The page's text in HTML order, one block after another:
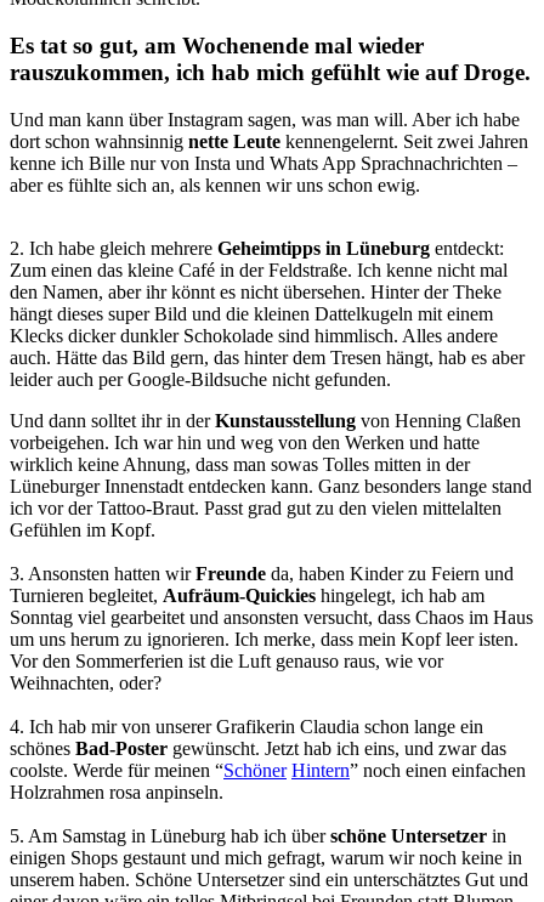
Es tat so gut, am Wochenende mal wieder
rauszukommen, ich hab mich gefühlt wie auf Droge.
Und man kann über Instagram sagen, was man will. Aber ich habe
dort schon wahnsinnig nette Leute kennengelernt. Seit zwei Jahren
kenne ich Bille nur von Insta und Whats App Sprachnachrichten –
aber es fühlte sich an, als kennen wir uns schon ewig.
2. Ich habe gleich mehrere Geheimtipps in Lüneburg entdeckt:
Zum einen das kleine Café in der Feldstraße. Ich kenne nicht mal
den Namen, aber ihr könnt es nicht übersehen. Hinter der Theke
hängt dieses super Bild und die kleinen Dattelkugeln mit einem
Klecks dicker dunkler Schokolade sind himmlisch. Alles andere
auch. Hätte das Bild gern, das hinter dem Tresen hängt, hab es aber
leider auch per Google-Bildsuche nicht gefunden.
Und dann solltet ihr in derKunstausstellung von Henning Claßen
vorbeigehen. Ich war hin und weg von den Werken und hatte
wirklich keine Ahnung, dass man sowas Tolles mitten in der
Lüneburger Innenstadt entdecken kann. Ganz besonders lange stand
ich vor der Tattoo-Braut. Passt grad gut zu den vielen mittelalten
Gefühlen im Kopf.
3. Ansonsten hatten wirFreunde da, haben Kinder zu Feiern und
Turnieren begleitet, Aufräum-Quickies hingelegt, ich hab am
Sonntag viel gearbeitet und ansonsten versucht, dass Chaos im Haus
um uns herum zu ignorieren. Ich merke, dass mein Kopf leer isten.
Vor den Sommerferien ist die Luft genauso raus, wie vor
Weihnachten, oder?
4. Ich hab mir von unserer Grafikerin Claudia schon lange ein
schönes Bad-Poster gewünscht. Jetzt hab ich eins, und zwar das
coolste. Werde für meinen “Schöner Hintern” noch einen einfachen
Holzrahmen rosa anpinseln.
5. Am Samstag in Lüneburg hab ich überschöne Untersetzer in
einigen Shops gestaunt und mich gefragt, warum wir noch keine in
unserem haben. Schöne Untersetzer sind ein unterschätztes Gut und